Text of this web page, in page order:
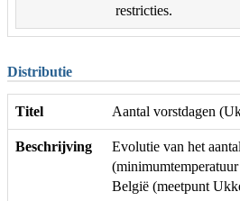
restricties.
Distributie
Titel Aantal vorstdagen
Beschrijving
Evolutie van het
België (meetpunt